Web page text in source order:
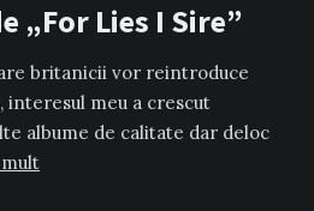
„For Lies I Sire”
britanicii vor reintroduce
interesul meu a crescut
albume de calitate dar deloc